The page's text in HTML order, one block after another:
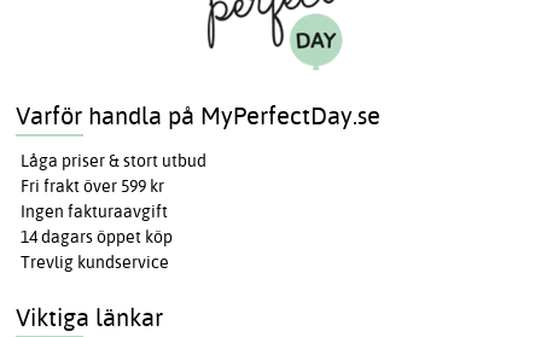
Varför handla på MyPerfectDay.se
Låga priser & stort utbud
Fri frakt över 599 kr
Ingen fakturaavgift
14 dagars öppet köp
Trevlig kundservice
Viktiga länkar